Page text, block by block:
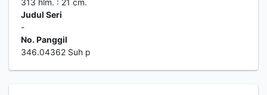
313 hlm. : 21 cm.
Judul Seri
-
No. Panggil
346.04362 Suh p